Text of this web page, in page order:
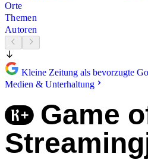
Orte
Themen
Autoren
Kleine Zeitung als bevorzugte
Medien & Unterhaltung
Game